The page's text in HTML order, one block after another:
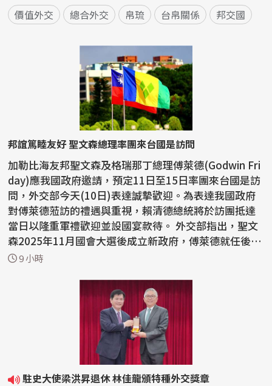
價值外交 總合外交 帛琉 台帛關係 邦交國
邦誼篤睦友好 聖文森總理率團來台國是訪問
加勒比海友邦聖文森及格瑞那丁總理傅萊德(Godwin Fri
day)應我國政府邀請，預定11日至15日率團來台國是訪
問，外交部今天(10日)表達誠摯歡迎。為表達我國政府
對傅萊德蒞訪的禮遇與重視，賴清德總統將於訪團抵達
當日以隆重軍禮歡迎並設國宴款待。 外交部指出，聖文
森2025年11月國會大選後成立新政府，傅萊德就任後首
次區...
9 小時
駐史大使梁洪昇退休 林佳龍頒特種外交獎章